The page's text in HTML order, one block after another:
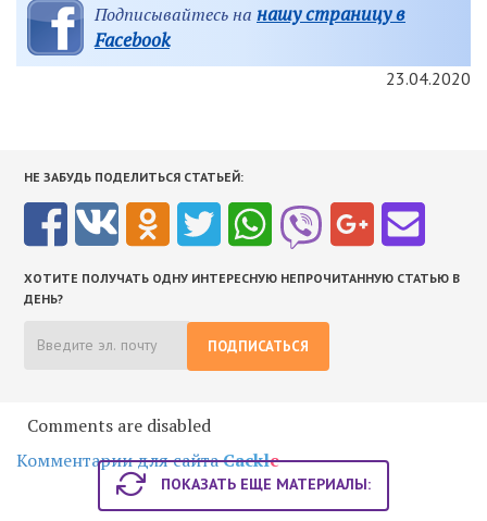
Подписывайтесь на нашу страницу в
Facebook
23.04.2020
НЕ ЗАБУДЬ ПОДЕЛИТЬСЯ СТАТЬЕЙ:
ХОТИТЕ ПОЛУЧАТЬ ОДНУ ИНТЕРЕСНУЮ НЕПРОЧИТАННУЮ СТАТЬЮ В
ДЕНЬ?
ПОДПИСАТЬСЯ
Comments are disabled
Комментарии для сайтаCackle
ПОКАЗАТЬ ЕЩЕ МАТЕРИАЛЫ: